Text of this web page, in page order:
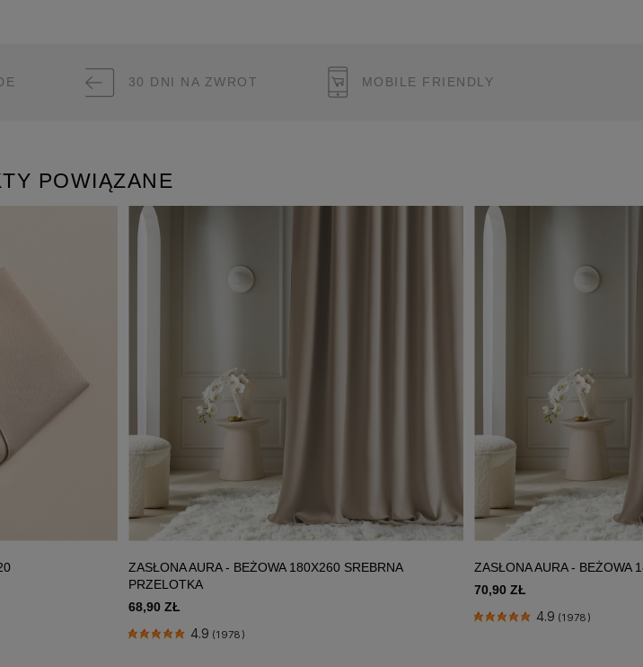
52-131 Iwiny, Polska
30 DNI NA ZWROT MOBILE FRIENDLY
POWIĄZANE
ZASŁONA AURA - BEŻOWA 180X260 SREBRNA
PRZELOTKA
68,90 ZŁ
4.9 (1978)
ZASŁONA AURA - BEŻOWA
70,90 ZŁ
4.9 (1978)